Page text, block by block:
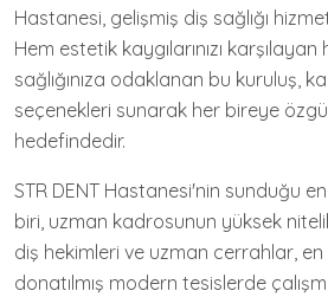
Hastanesi, gelişmiş diş sağlığı
Hem estetik kaygılarınızı
sağlığınıza odaklanan bu kuruluş,
seçenekleri sunarak her bireye
hedefindedir.
STR DENT Hastanesi'nin sunduğu
biri, uzman kadrosunun yüksek
diş hekimleri ve uzman cerrahlar,
donatılmış modern tesislerde